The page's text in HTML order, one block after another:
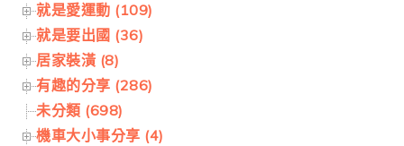
就是愛運動 (109)
就是要出國 (36)
居家裝潢 (8)
有趣的分享 (286)
未分類 (698)
機車大小事分享 (4)